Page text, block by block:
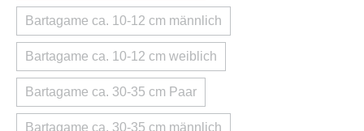
Bartagame ca. 10-12 cm männlich
(Diese Option ist zurzeit nicht verfügbar.)
Bartagame ca. 10-12 cm weiblich
(Diese Option ist zurzeit nicht verfügbar.)
Bartagame ca. 30-35 cm Paar
(Diese Option ist zurzeit nicht verfügbar.)
Bartagame ca. 30-35 cm männlich